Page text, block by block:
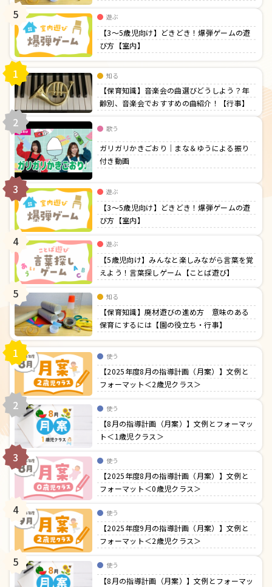
5 遊ぶ
【3〜5歳児向け】どきどき！爆弾ゲームの遊
び方【室内】
1 知る
【保育知識】音楽会の曲選びどうしよう？年
齢別、音楽会でおすすめの曲紹介！【行事】
2 歌う
ガリガリかきごおり｜まな＆ゆうによる振り
付き動画
3 遊ぶ
【3〜5歳児向け】どきどき！爆弾ゲームの遊
び方【室内】
4 遊ぶ
【5歳児向け】みんなと楽しみながら言葉を覚
えよう！言葉探しゲーム【ことば遊び】
5 知る
【保育知識】廃材遊びの進め方 意味のある
保育にするには【園の役立ち・行事】
1 使う
【2025年度8月の指導計画（月案）】文例と
フォーマット＜2歳児クラス＞
2 使う
【8月の指導計画（月案）】文例とフォーマッ
ト＜1歳児クラス＞
3 使う
【2025年度8月の指導計画（月案）】文例と
フォーマット＜0歳児クラス＞
4 使う
【2025年度9月の指導計画（月案）】文例と
フォーマット＜2歳児クラス＞
5 使う
【8月の指導計画（月案）】文例とフォーマッ